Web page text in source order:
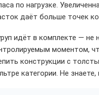
по нагрузке.
даёт больше точек
идёт в комплекте — не
моментом,
конструкции с
категории. Не